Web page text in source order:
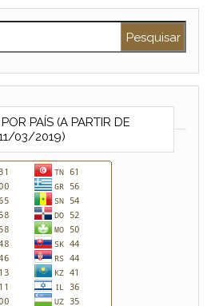
PAÍS (A PARTIR DE
03/2019)